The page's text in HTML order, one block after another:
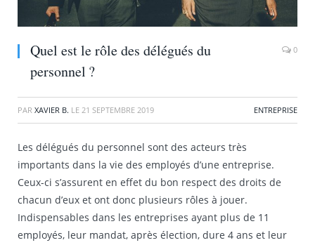
Quel est le rôle des délégués du
personnel ?
0
PAR XAVIER B. LE 21 SEPTEMBRE 2019 ENTREPRISE
Les délégués du personnel sont des acteurs très
importants dans la vie des employés d’une entreprise.
Ceux-ci s’assurent en effet du bon respect des droits de
chacun d’eux et ont donc plusieurs rôles à jouer.
Indispensables dans les entreprises ayant plus de 11
employés, leur mandat, après élection, dure 4 ans et leur